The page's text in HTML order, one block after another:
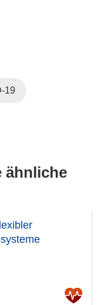
19
ähnliche